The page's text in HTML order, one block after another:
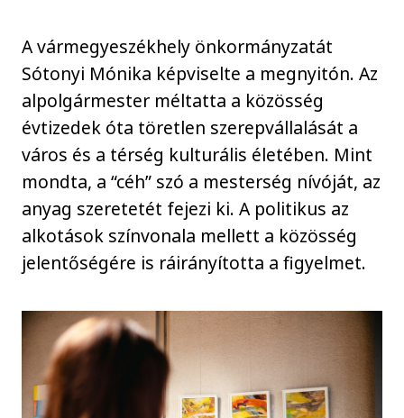
A vármegyeszékhely önkormányzatát
Sótonyi Mónika képviselte a megnyitón. Az
alpolgármester méltatta a közösség
évtizedek óta töretlen szerepvállalását a
város és a térség kulturális életében. Mint
mondta, a “céh” szó a mesterség nívóját, az
anyag szeretetét fejezi ki. A politikus az
alkotások színvonala mellett a közösség
jelentőségére is ráirányította a figyelmet.